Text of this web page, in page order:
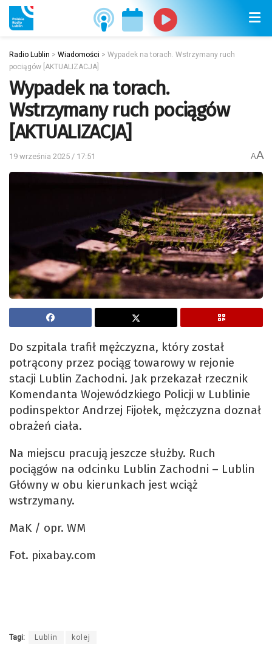
Radio Lublin > Wiadomości > Wypadek na torach. Wstrzymany ruch
pociągów [AKTUALIZACJA]
Wypadek na torach.
Wstrzymany ruch pociągów
[AKTUALIZACJA]
19 września 2025 / 17:51 AA
Do szpitala trafił mężczyzna, który został
potrącony przez pociąg towarowy w rejonie
stacji Lublin Zachodni. Jak przekazał rzecznik
Komendanta Wojewódzkiego Policji w Lublinie
podinspektor Andrzej Fijołek, mężczyzna doznał
obrażeń ciała.
Na miejscu pracują jeszcze służby. Ruch
pociągów na odcinku Lublin Zachodni – Lublin
Główny w obu kierunkach jest wciąż
wstrzymany.
MaK / opr. WM
Fot. pixabay.com
Tagi: Lublin kolej